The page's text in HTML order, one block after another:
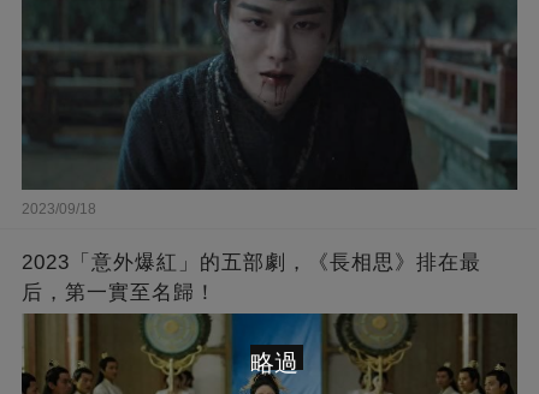
2023/09/18
2023「意外爆紅」的五部劇，《長相思》排在最
后，第一實至名歸！
略過